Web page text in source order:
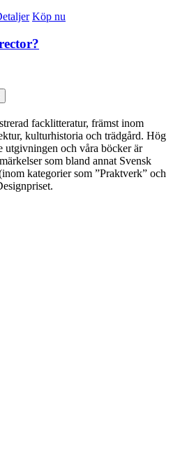
Köp nu
facklitteratur, främst inom
kulturhistoria och trädgård. Hög
utgivningen och våra böcker är
som bland annat Svensk
kategorier som ”Praktverk” och